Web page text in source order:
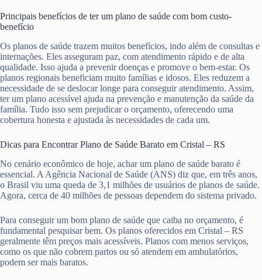
Principais benefícios de ter um plano de saúde com bom custo-
benefício
Os planos de saúde trazem muitos benefícios, indo além de consultas e
internações. Eles asseguram paz, com atendimento rápido e de alta
qualidade. Isso ajuda a prevenir doenças e promove o bem-estar. Os
planos regionais beneficiam muito famílias e idosos. Eles reduzem a
necessidade de se deslocar longe para conseguir atendimento. Assim,
ter um plano acessível ajuda na prevenção e manutenção da saúde da
família. Tudo isso sem prejudicar o orçamento, oferecendo uma
cobertura honesta e ajustada às necessidades de cada um.
Dicas para Encontrar Plano de Saúde Barato em Cristal – RS
No cenário econômico de hoje, achar um plano de saúde barato é
essencial. A Agência Nacional de Saúde (ANS) diz que, em três anos,
o Brasil viu uma queda de 3,1 milhões de usuários de planos de saúde.
Agora, cerca de 40 milhões de pessoas dependem do sistema privado.
Para conseguir um bom plano de saúde que caiba no orçamento, é
fundamental pesquisar bem. Os planos oferecidos em Cristal – RS
geralmente têm preços mais acessíveis. Planos com menos serviços,
como os que não cobrem partos ou só atendem em ambulatórios,
podem ser mais baratos.